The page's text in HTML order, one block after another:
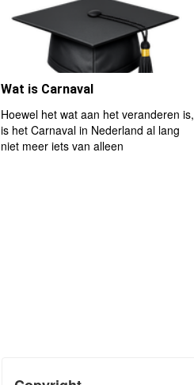
Wat is Carnaval
Hoewel het wat aan het veranderen is,
is het Carnaval in Nederland al lang
niet meer iets van alleen